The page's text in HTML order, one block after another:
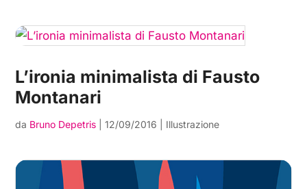
L’ironia minimalista di Fausto
Montanari
da Bruno Depetris |12/09/2016 Illustrazione